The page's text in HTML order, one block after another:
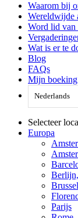
Waarom bij
Wereldwijde
Word lid
Wat is er te
Blog
FAQs
Mijn boeking
Nederlands
Selecteer
Europa
Brussel
Parijs